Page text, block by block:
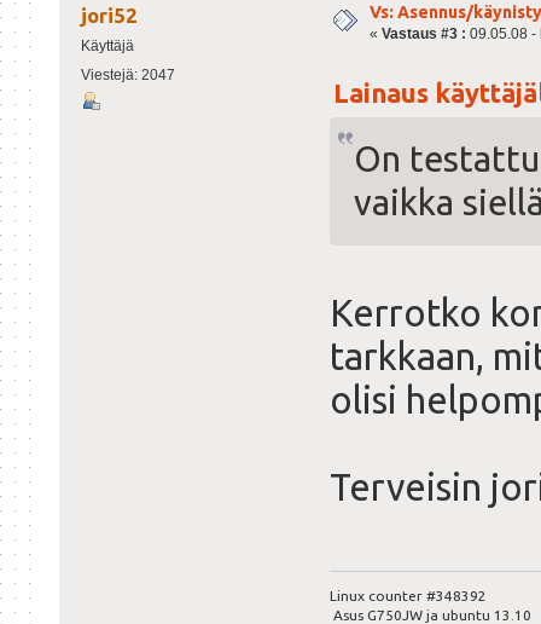
jori52
Käyttäjä
Viestejä: 2047
Vs: Asennus/
« Vastaus #3 : 09.05.08 -
Lainaus
On
vaikka
Kerrotko
tarkkaan,
olisi
Terveisin
Linux counter #348392
Asus G750JW ja ubuntu 13.10